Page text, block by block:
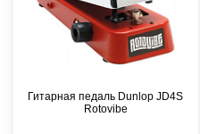
Гитарная педаль Dunlop JD4S
Rotovibe